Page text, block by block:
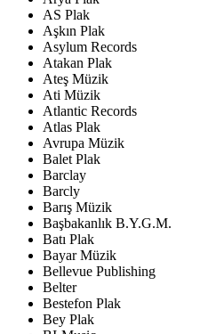
AS Plak
Aşkın Plak
Asylum Records
Atakan Plak
Ateş Müzik
Ati Müzik
Atlantic Records
Atlas Plak
Avrupa Müzik
Balet Plak
Barclay
Barcly
Barış Müzik
Başbakanlık B.Y.G.M.
Batı Plak
Bayar Müzik
Bellevue Publishing
Belter
Bestefon Plak
Bey Plak